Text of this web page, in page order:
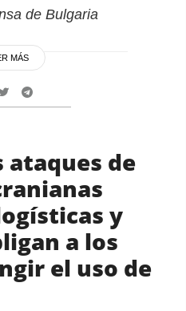
de Bulgaria
MÁS
ataques de
y
a los
el uso de